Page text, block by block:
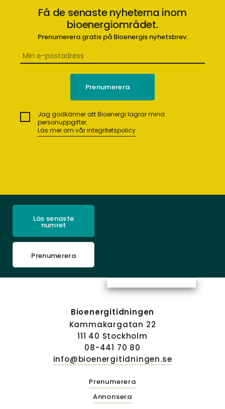
Få de senaste nyheterna inom
bioenergiområdet.
Prenumerera gratis på Bioenergis nyhetsbrev.
Jag godkänner att Bioenergi lagrar mina
personuppgifter.
Läs mer om vår integritetspolicy
Läs senaste
numret
Prenumerera
Bioenergitidningen
Kammakargatan 22
111 40 Stockholm
08-441 70 80
info@bioenergitidningen.se
Prenumerera
Annonsera